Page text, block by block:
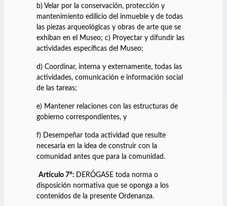
b) Velar por la conservación, protección y
mantenimiento edilicio del inmueble y de todas
las piezas arqueológicas y obras de arte que se
exhiban en el Museo; c) Proyectar y difundir las
actividades específicas del Museo;
d) Coordinar, interna y externamente, todas las
actividades, comunicación e información social
de las tareas;
e) Mantener relaciones con las estructuras de
gobierno correspondientes, y
f) Desempeñar toda actividad que resulte
necesaria en la idea de construir con la
comunidad antes que para la comunidad.
Artículo 7°: DERÓGASE toda norma o
disposición normativa que se oponga a los
contenidos de la presente Ordenanza.